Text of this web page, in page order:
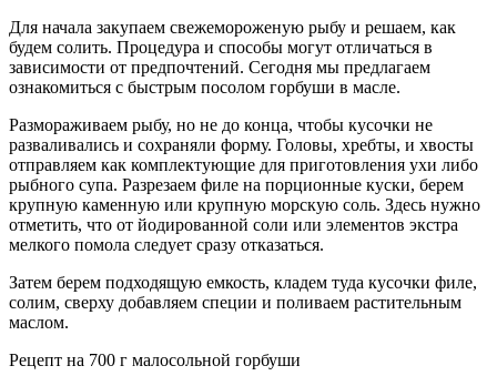
Для начала закупаем свежемороженую рыбу и решаем, как
будем солить. Процедура и способы могут отличаться в
зависимости от предпочтений. Сегодня мы предлагаем
ознакомиться с быстрым посолом горбуши в масле.
Размораживаем рыбу, но не до конца, чтобы кусочки не
разваливались и сохраняли форму. Головы, хребты, и хвосты
отправляем как комплектующие для приготовления ухи либо
рыбного супа. Разрезаем филе на порционные куски, берем
крупную каменную или крупную морскую соль. Здесь нужно
отметить, что от йодированной соли или элементов экстра
мелкого помола следует сразу отказаться.
Затем берем подходящую емкость, кладем туда кусочки филе,
солим, сверху добавляем специи и поливаем растительным
маслом.
Рецепт на 700 г малосольной горбуши